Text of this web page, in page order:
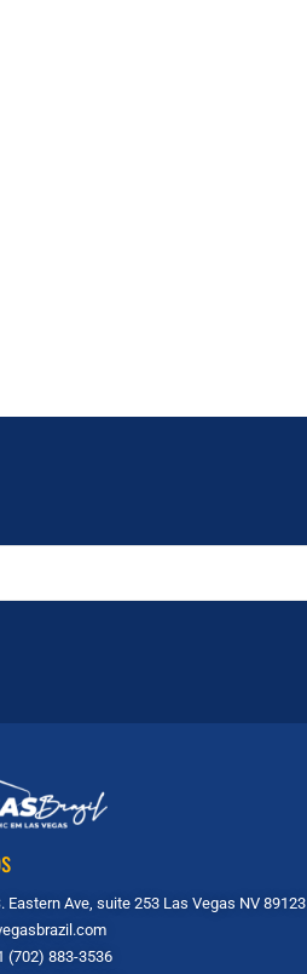
Eastern Ave, suite 253 Las Vegas NV 89123
(702) 883-3536